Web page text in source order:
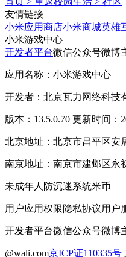
友情链接
小米应用商店小米商城英雄
小米游戏中心
开发者平台微信公众号微博
应用名称：小米游戏中心
开发者：北京瓦力网络科技
版本：13.5.0.70 更新时间：
北京地址：北京市昌平区安
南京地址：南京市建邺区永
未成年人防沉迷系统米币
用户应用权限隐私协议用户
开发者平台微信公众号微博
@wali.com京ICP证110335号